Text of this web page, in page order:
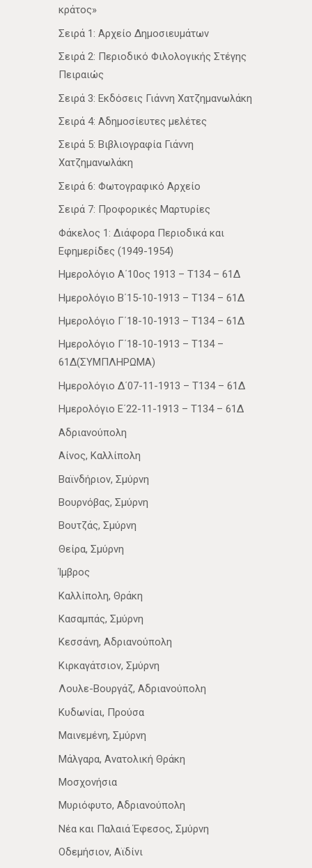
κράτος»
Σειρά 1: Αρχείο Δημοσιευμάτων
Σειρά 2: Περιοδικό Φιλολογικής Στέγης
Πειραιώς
Σειρά 3: Εκδόσεις Γιάννη Χατζημανωλάκη
Σειρά 4: Αδημοσίευτες μελέτες
Σειρά 5: Βιβλιογραφία Γιάννη
Χατζημανωλάκη
Σειρά 6: Φωτογραφικό Αρχείο
Σειρά 7: Προφορικές Μαρτυρίες
Φάκελος 1: Διάφορα Περιοδικά και
Εφημερίδες (1949-1954)
Ημερολόγιο Α΄10ος 1913 – Τ134 – 61Δ
Ημερολόγιο Β΄15-10-1913 – Τ134 – 61Δ
Ημερολόγιο Γ΄18-10-1913 – Τ134 – 61Δ
Ημερολόγιο Γ΄18-10-1913 – Τ134 –
61Δ(ΣΥΜΠΛΗΡΩΜΑ)
Ημερολόγιο Δ΄07-11-1913 – Τ134 – 61Δ
Ημερολόγιο Ε΄22-11-1913 – Τ134 – 61Δ
Αδριανούπολη
Αίνος, Καλλίπολη
Βαϊνδήριον, Σμύρνη
Βουρνόβας, Σμύρνη
Βουτζάς, Σμύρνη
Θείρα, Σμύρνη
Ίμβρος
Καλλίπολη, Θράκη
Κασαμπάς, Σμύρνη
Κεσσάνη, Αδριανούπολη
Κιρκαγάτσιον, Σμύρνη
Λουλε-Βουργάζ, Αδριανούπολη
Κυδωνίαι, Προύσα
Μαινεμένη, Σμύρνη
Μάλγαρα, Ανατολική Θράκη
Μοσχονήσια
Μυριόφυτο, Αδριανούπολη
Νέα­ και Παλαιά Έφεσος, Σμύρνη
Οδεμήσιον, Αϊδίνι